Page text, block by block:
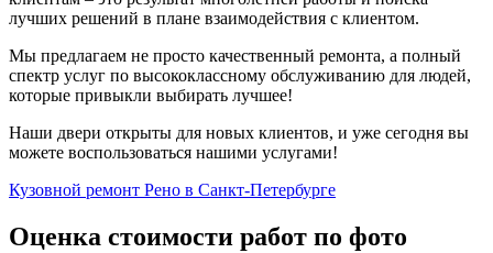
лучших решений в плане взаимодействия с клиентом.
Мы предлагаем не просто качественный ремонта, а полный
спектр услуг по высококлассному обслуживанию для людей,
которые привыкли выбирать лучшее!
Наши двери открыты для новых клиентов, и уже сегодня вы
можете воспользоваться нашими услугами!
Кузовной ремонт Рено в Санкт-Петербурге
Оценка стоимости работ по фото